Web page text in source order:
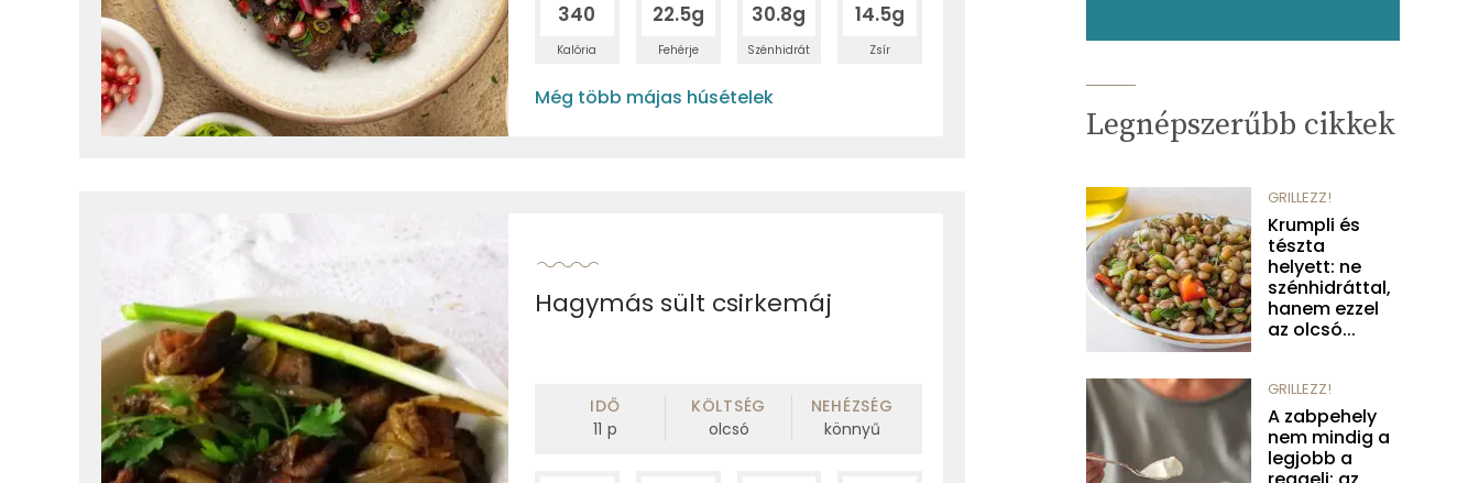
340
Kalória
22.5g
Fehérje
30.8g
Szénhidrát
14.5g
Zsír
Még több májas húsételek
Hagymás sült csirkemáj
IDŐ
11 p
KÖLTSÉG
olcsó
NEHÉZSÉG
könnyű
Legnépszerűbb cikkek
GRILLEZZ!
Krumpli és
tészta
helyett: ne
szénhidráttal,
hanem ezzel
az olcsó...
GRILLEZZ!
A zabpehely
nem mindig a
legjobb a